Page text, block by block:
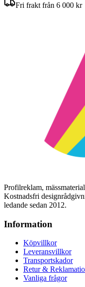
Fri frakt från 6 000 kr
Profilreklam,
Kostnadsfri
ledande sedan 2012.
Information
Köpvillkor
Leveransvillkor
Transportskador
Retur &
Vanliga frågor